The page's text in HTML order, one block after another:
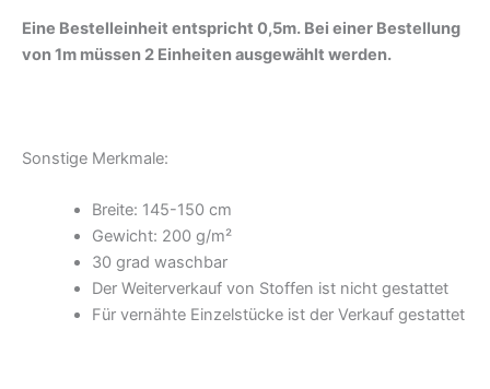
Eine Bestelleinheit entspricht 0,5m. Bei einer Bestellung
von 1m müssen 2 Einheiten ausgewählt werden.
Sonstige Merkmale:
Breite: 145-150 cm
Gewicht: 200 g/m²
30 grad waschbar
Der Weiterverkauf von Stoffen ist nicht gestattet
Für vernähte Einzelstücke ist der Verkauf gestattet